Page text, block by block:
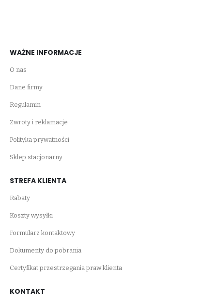
WAŻNE INFORMACJE
O nas
Dane firmy
Regulamin
Zwroty i reklamacje
Polityka prywatności
Sklep stacjonarny
STREFA KLIENTA
Rabaty
Koszty wysyłki
Formularz kontaktowy
Dokumenty do pobrania
Certyfikat przestrzegania praw klienta
KONTAKT